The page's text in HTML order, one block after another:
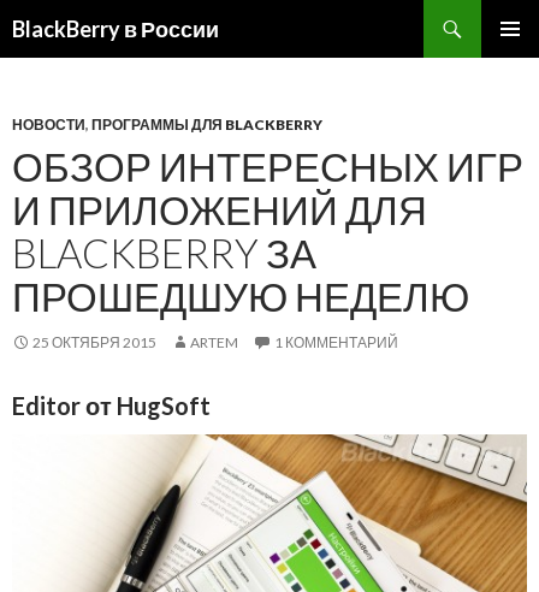
BlackBerry в России
НОВОСТИ, ПРОГРАММЫ ДЛЯ BLACKBERRY
ОБЗОР ИНТЕРЕСНЫХ ИГР
И ПРИЛОЖЕНИЙ ДЛЯ
BLACKBERRY ЗА
ПРОШЕДШУЮ НЕДЕЛЮ
25 ОКТЯБРЯ 2015 ARTEM 1 КОММЕНТАРИЙ
Editor от HugSoft